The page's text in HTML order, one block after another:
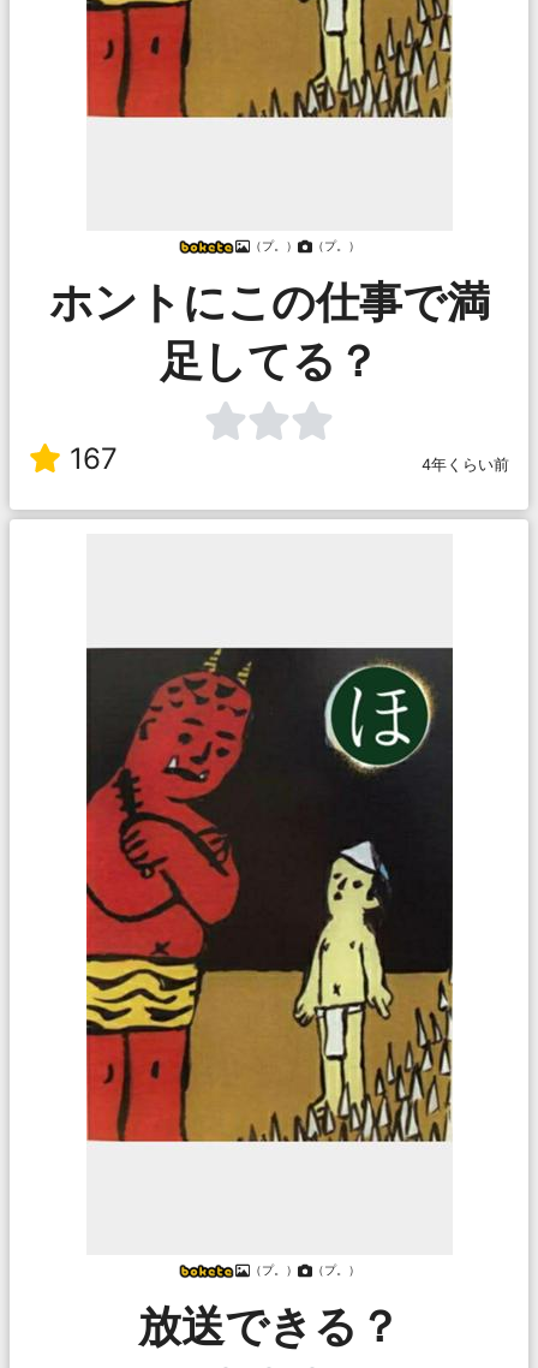
（プ。） （プ。）
ホントにこの仕事で満
足してる？
167 4年くらい前
（プ。） （プ。）
放送できる？